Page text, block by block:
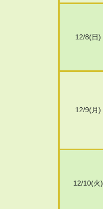
12/8(日)
12/9(月)
12/10(火)